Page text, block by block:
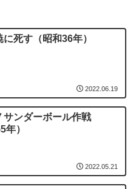
に死す（昭和36年）
2022.06.19
サンダーボール作戦
年）
2022.05.21